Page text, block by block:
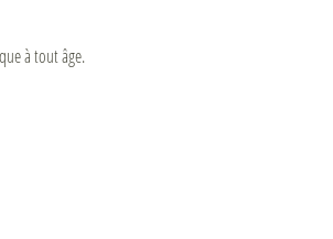
à tout âge.